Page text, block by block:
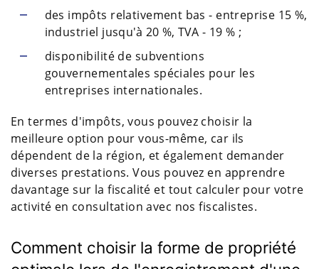
des impôts relativement bas - entreprise 15 %,
industriel jusqu'à 20 %, TVA - 19 % ;
disponibilité de subventions
gouvernementales spéciales pour les
entreprises internationales.
En termes d'impôts, vous pouvez choisir la
meilleure option pour vous-même, car ils
dépendent de la région, et également demander
diverses prestations. Vous pouvez en apprendre
davantage sur la fiscalité et tout calculer pour votre
activité en consultation avec nos fiscalistes.
Comment choisir la forme de propriété